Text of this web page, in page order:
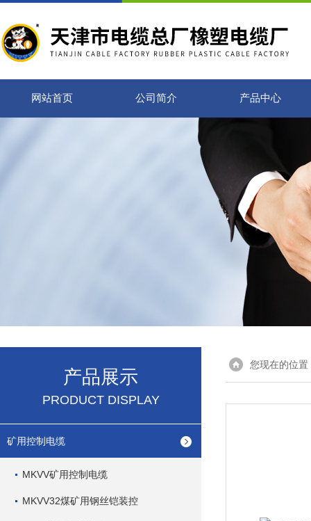
网站首页 公司简介 产品中心
产品展示
PRODUCT DISPLAY
矿用控制电缆
MKVV矿用控制电缆
MKVV32煤矿用钢丝铠装控
您现在的位置